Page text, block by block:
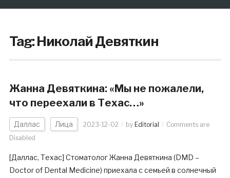
Tag:Николай Девяткин
Жанна Девяткина: «Мы не пожалели,
что переехали в Техас…»
Даллас Лица 2023-12-02 by Editorial
Comments are
Disabled
[Даллас, Техас] Cтоматолог Жанна Девяткина (DMD –
Doctor of Dental Medicine) приехала с семьей в солнечный